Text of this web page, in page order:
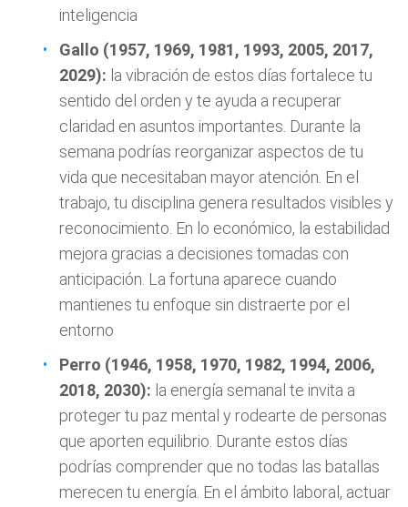
inteligencia
Gallo (1957, 1969, 1981, 1993, 2005, 2017,
2029): la vibración de estos días fortalece tu
sentido del orden y te ayuda a recuperar
claridad en asuntos importantes. Durante la
semana podrías reorganizar aspectos de tu
vida que necesitaban mayor atención. En el
trabajo, tu disciplina genera resultados visibles y
reconocimiento. En lo económico, la estabilidad
mejora gracias a decisiones tomadas con
anticipación. La fortuna aparece cuando
mantienes tu enfoque sin distraerte por el
entorno
Perro (1946, 1958, 1970, 1982, 1994, 2006,
2018, 2030): la energía semanal te invita a
proteger tu paz mental y rodearte de personas
que aporten equilibrio. Durante estos días
podrías comprender que no todas las batallas
merecen tu energía. En el ámbito laboral, actuar